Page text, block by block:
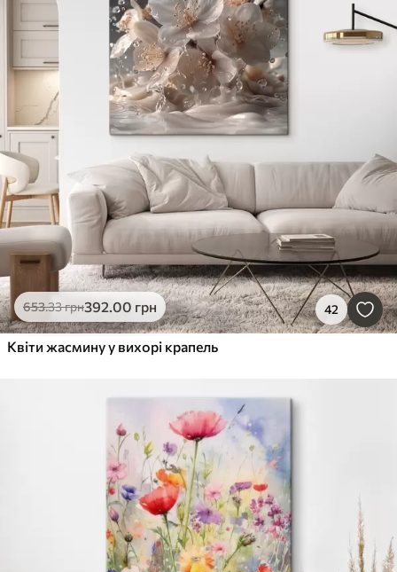
653.33грн392 .00 грн 42
Квіти жасмину у вихорі крапель